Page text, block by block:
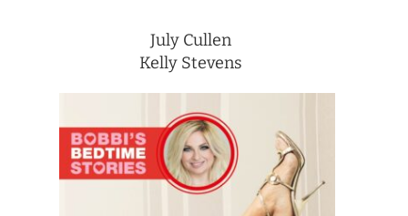
July Cullen
Kelly Stevens